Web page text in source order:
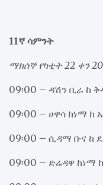
11ኛ ሳምንት
ማክሰኞ የካቲት 22 ቀን
09፡00 – ዳሽን ቢራ ከ
09፡00 – ሀዋሳ ከነማ ከ
09፡00 – ሲዳማ ቡና ከ
09፡00 – ድሬዳዋ ከነማ